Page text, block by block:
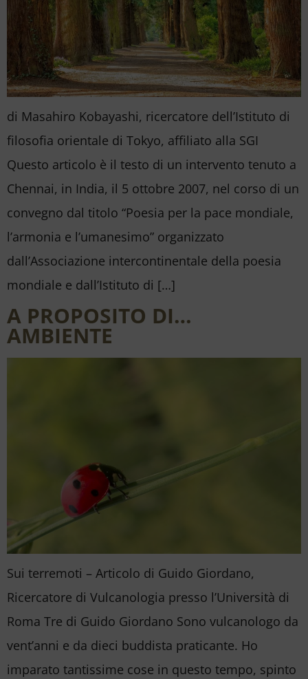
di Masahiro Kobayashi, ricercatore dell’Istituto di
filosofia orientale di Tokyo, affiliato alla SGI
Questo articolo è il testo di un intervento tenuto a
Chennai, in India, il 5 ottobre 2007, nel corso di un
convegno dal titolo “Poesia per la pace mondiale,
l’armonia e l’umanesimo” organizzato
dall’Associazione intercontinentale della poesia
mondiale e dall’Istituto di […]
A PROPOSITO DI…
AMBIENTE
Sui terremoti – Articolo di Guido Giordano,
Ricercatore di Vulcanologia presso l’Università di
Roma Tre di Guido Giordano Sono vulcanologo da
vent’anni e da dieci buddista praticante. Ho
imparato tantissime cose in questo tempo, spinto